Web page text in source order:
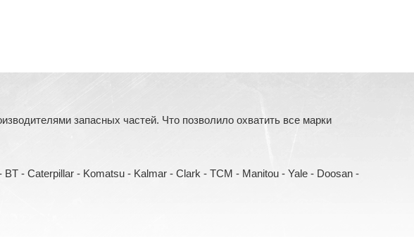
запасных частей. Что позволило охватить все марки
- Caterpillar - Komatsu - Kalmar - Clark - TCM - Manitou - Yale - Doosan -